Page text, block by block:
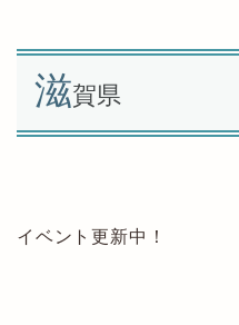
滋賀県
イベント更新中！